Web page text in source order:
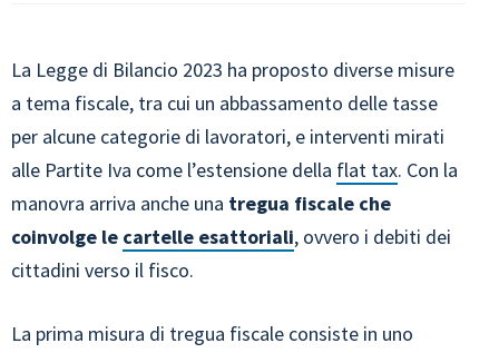
La Legge di Bilancio 2023 ha proposto diverse misure
a tema fiscale, tra cui un abbassamento delle tasse
per alcune categorie di lavoratori, e interventi mirati
alle Partite Iva come l’estensione della flat tax. Con la
manovra arriva anche una tregua fiscale che
coinvolge le cartelle esattoriali, ovvero i debiti dei
cittadini verso il fisco.
La prima misura di tregua fiscale consiste in uno